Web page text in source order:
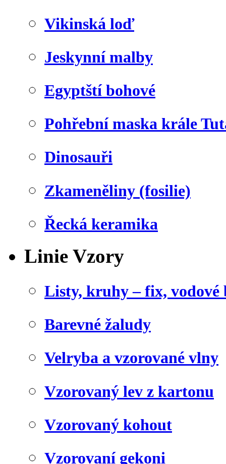
Vikinská loď
Jeskynní malby
Egyptští bohové
Pohřební maska krále
Dinosauři
Zkameněliny (fosilie)
Řecká keramika
Linie Vzory
Listy, kruhy – fix, vodové
Barevné žaludy
Velryba a vzorované vlny
Vzorovaný lev z kartonu
Vzorovaný kohout
Vzorovaní gekoni